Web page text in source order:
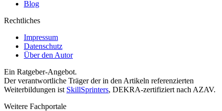
Blog
Rechtliches
Impressum
Datenschutz
Über den Autor
Ein Ratgeber-Angebot.
Der verantwortliche Träger der in den Artikeln referenzierten
Weiterbildungen ist SkillSprinters, DEKRA-zertifiziert nach AZAV.
Weitere Fachportale